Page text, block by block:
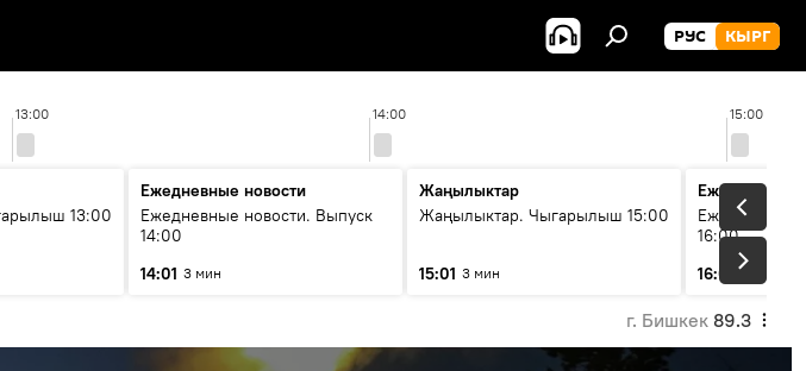
РУС КЫРГ
13:00 14:00 15:00
13:00
Ежедневные новости
Ежедневные новости. Выпуск
14:00
14:01 3 мин
Жаңылыктар
Жаңылыктар. Чыгарылыш 15:00
15:01 3 мин
Ежедневные
Ежедневные
16:00
16:01
3 мин
г. Бишкек 89.3